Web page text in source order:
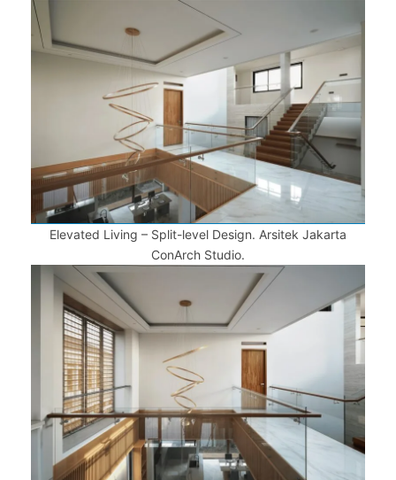
Elevated Living – Split-level Design. Arsitek Jakarta
ConArch Studio.